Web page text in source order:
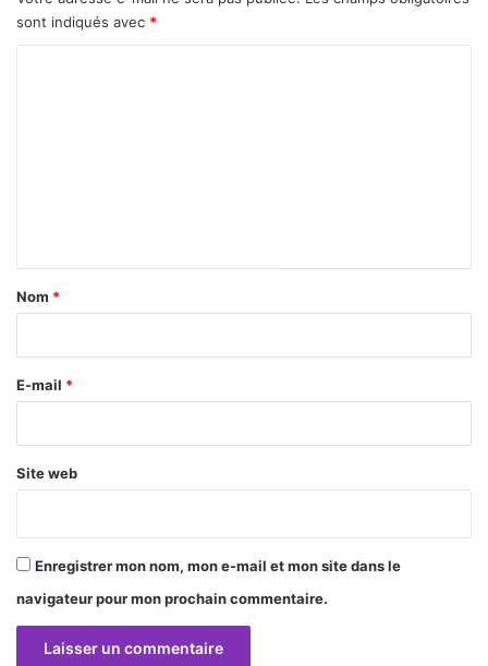
sont indiqués avec *
a
r
e
Nom *
E-mail *
Site web
Enregistrer mon nom, mon e-mail et mon site dans le
navigateur pour mon prochain commentaire.